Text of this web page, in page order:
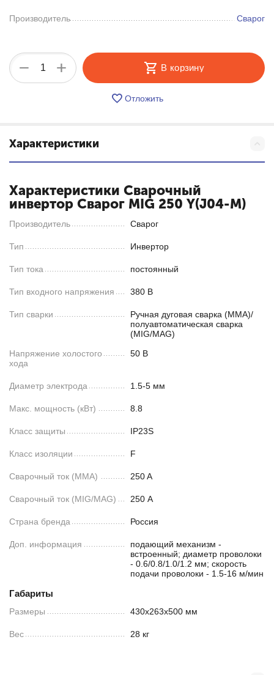
Производитель Сварог
+
− В корзину
Отложить
Характеристики
Характеристики Cварочный
инвертор Сварог MIG 250 Y(J04-M)
Производитель Сварог
Тип Инвертор
Тип тока постоянный
Тип входного напряжения 380 В
Тип сварки
Ручная дуговая сварка (MMA)/
полуавтоматическая сварка
(MIG/MAG)
Напряжение холостого
хода
50 В
Диаметр электрода 1.5-5 мм
Макс. мощность (кВт) 8.8
Класс защиты IP23S
Класс изоляции F
Сварочный ток (MMA) 250 A
Сварочный ток (MIG/MAG) 250 А
Страна бренда Россия
Доп. информация
подающий механизм -
встроенный; диаметр проволоки
- 0.6/0.8/1.0/1.2 мм; скорость
подачи проволоки - 1.5-16 м/мин
Габариты
Размеры 430х263х500 мм
Вес 28 кг